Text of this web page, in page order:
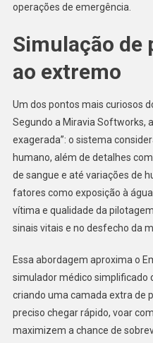
operações de emergência.
Simulação de
ao extremo
Um dos pontos mais curiosos
Segundo a Miravia Softworks,
exagerada”: o sistema
humano, além de detalhes
de sangue e até variações de
fatores como exposição à
vítima e qualidade da
sinais vitais e no desfecho da
Essa abordagem aproxima o
simulador médico simplificado
criando uma camada extra de
preciso chegar rápido, voar
maximizem a chance de